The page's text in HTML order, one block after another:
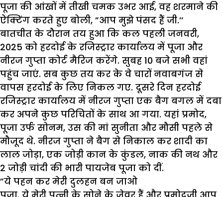
पूजा की आंखों में तीखी चमक उभर आई, वह शरमाने की
ऐक्टिंग करते हुए बोली, ”आप मुझे पंसद हैं जी.’’
बातचीत के दौरान तय हुआ कि कल पहली जनवरी,
2025 को हरदोई के रजिस्ट्रार कार्यालय में पूजा और
नीरज गुप्ता कोर्ट मैरिज करेंगे. सुबह 10 बजे सभी वहां
पहुंच जाएं. सब कुछ तय कर के वे चारों नवाबगंज से
वापस हरदोई के लिए निकल गए. दूसरे दिन हरदोई
रजिस्ट्रार कार्यालय में नीरज गुप्ता एक बैग बगल में दबा
कर अपने कुछ परिचितों के साथ आ गया. यहां प्रमोद,
पूजा उर्फ सोनम, उस की मां सुनीता और मौसी पहले से
मौजूद थे. नीरज गुप्ता ने बैग से निकाल कर शादी का
लाल जोड़ा, एक जोड़ी कान के कुंडल, नाक की नथ और
2 जोड़ी चांदी की भारी पायजेब पूजा को दीं.
”ये पहन कर मेरी दुलहन बन जाओ